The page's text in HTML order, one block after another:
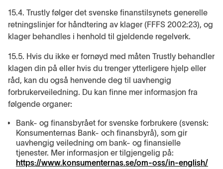
15.4. Trustly følger det svenske finanstilsynets generelle
retningslinjer for håndtering av klager (FFFS 2002:23), og
klager behandles i henhold til gjeldende regelverk.
15.5. Hvis du ikke er fornøyd med måten Trustly behandler
klagen din på eller hvis du trenger ytterligere hjelp eller
råd, kan du også henvende deg til uavhengig
forbrukerveiledning. Du kan finne mer informasjon fra
følgende organer:
Bank- og finansbyrået for svenske forbrukere (svensk:
Konsumenternas Bank- och finansbyrå), som gir
uavhengig veiledning om bank- og finansielle
tjenester. Mer informasjon er tilgjengelig på:
https://www.konsumenternas.se/om-oss/in-english/